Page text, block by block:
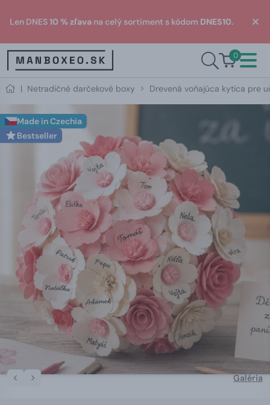
Len DNES10 % zľava na celý sortiment s kódom DNES10.
0
| Netradičné darčekové boxy Drevená voňajúca kytica pre
Made in Czechia
Bestseller
Galéria